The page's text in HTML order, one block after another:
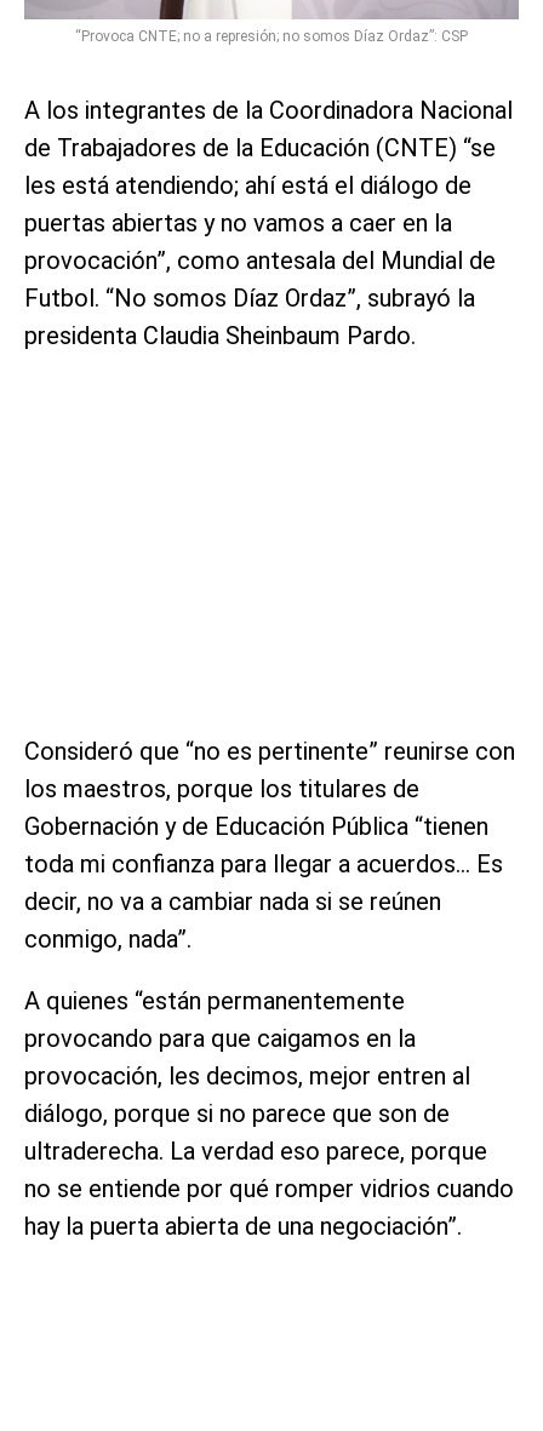
“Provoca CNTE; no a represión; no somos Díaz Ordaz”: CSP
A los integrantes de la Coordinadora Nacional
de Trabajadores de la Educación (CNTE) “se
les está atendiendo; ahí está el diálogo de
puertas abiertas y no vamos a caer en la
provocación”, como antesala del Mundial de
Futbol. “No somos Díaz Ordaz”, subrayó la
presidenta Claudia Sheinbaum Pardo.
Consideró que “no es pertinente” reunirse con
los maestros, porque los titulares de
Gobernación y de Educación Pública “tienen
toda mi confianza para llegar a acuerdos… Es
decir, no va a cambiar nada si se reúnen
conmigo, nada”.
A quienes “están permanentemente
provocando para que caigamos en la
provocación, les decimos, mejor entren al
diálogo, porque si no parece que son de
ultraderecha. La verdad eso parece, porque
no se entiende por qué romper vidrios cuando
hay la puerta abierta de una negociación”.